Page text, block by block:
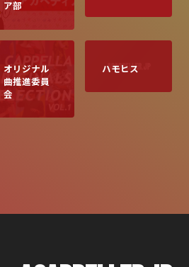
ア部
オリジナル
曲推進委員
会
ハモヒス